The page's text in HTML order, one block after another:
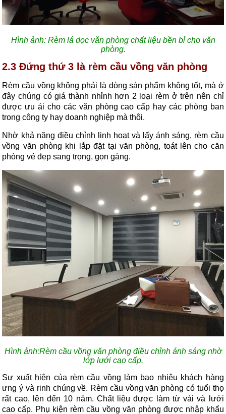
Hình ảnh: Rèm lá dọc văn phòng chất liệu bền bỉ cho văn
phòng.
2.3 Đứng thứ 3 là rèm cầu vồng văn phòng
Rèm cầu vồng không phải là dòng sản phẩm không tốt, mà ở
đây chúng có giá thành nhỉnh hơn 2 loại rèm ở trên nên chỉ
được ưu ái cho các văn phòng cao cấp hay các phòng ban
trong công ty hay doanh nghiệp mà thôi.
Nhờ khả năng điều chỉnh linh hoạt và lấy ánh sáng, rèm cầu
vồng văn phòng khi lắp đặt tại văn phòng, toát lên cho căn
phòng vẻ đẹp sang trọng, gọn gàng.
Hình ảnh:Rèm cầu vồng văn phòng điều chỉnh ánh sáng nhờ
lớp lưới cao cấp.
Sự xuất hiện của rèm cầu vồng làm bao nhiêu khách hàng
ưng ý và rinh chúng về. Rèm cầu vồng văn phòng có tuổi thọ
rất cao, lên đến 10 năm. Chất liệu được làm từ vải và lưới
cao cấp. Phụ kiện rèm cầu vồng văn phòng được nhập khẩu